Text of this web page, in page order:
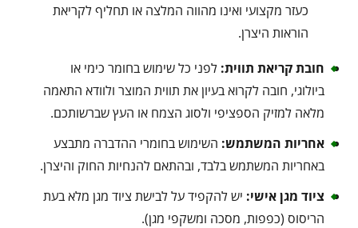
כעזר מקצועי ואינו מהווה המלצה או תחליף לקריאת
הוראות היצרן.
חובת קריאת תווית: לפני כל שימוש בחומר כימי או
ביולוגי, חובה לקרוא בעיון את תווית המוצר ולוודא התאמה
מלאה למזיק הספציפי ולסוג הצמח או העץ שברשותכם.
אחריות המשתמש: השימוש בחומרי ההדברה מתבצע
באחריות המשתמש בלבד, ובהתאם להנחיות החוק והיצרן.
ציוד מגן אישי: יש להקפיד על לבישת ציוד מגן מלא בעת
הריסוס (כפפות, מסכה ומשקפי מגן).